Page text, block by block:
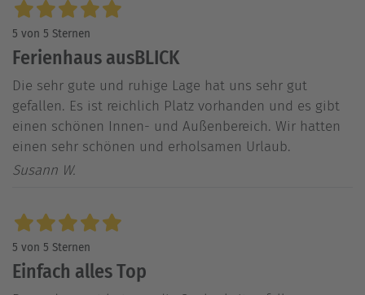
5 von 5 Sternen
Ferienhaus ausBLICK
Die sehr gute und ruhige Lage hat uns sehr gut
gefallen. Es ist reichlich Platz vorhanden und es gibt
einen schönen Innen- und Außenbereich. Wir hatten
einen sehr schönen und erholsamen Urlaub.
Susann W.
5 von 5 Sternen
Einfach alles Top